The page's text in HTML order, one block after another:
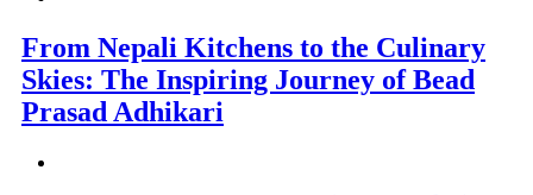
From Nepali Kitchens to the Culinary
Skies: The Inspiring Journey of Bead
Prasad Adhikari